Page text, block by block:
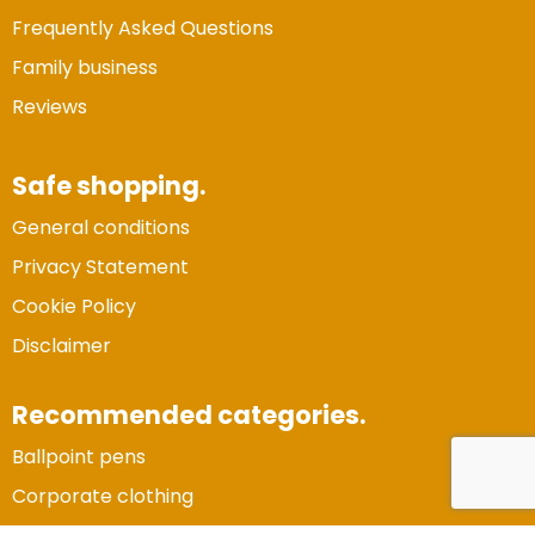
Frequently Asked Questions
Family business
Reviews
Safe shopping.
General conditions
Privacy Statement
Cookie Policy
Disclaimer
Recommended categories.
Ballpoint pens
Corporate clothing